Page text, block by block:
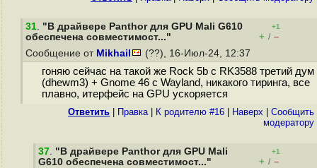
31. "В драйвере Panthor для GPU Mali G610
обеспечена совместимост..."
+1
+ / –
Сообщение от Mikhail (??), 16-Июл-24, 12:37
гоняю сейчас на такой же Rock 5b с RK3588 третий дум
(dhewm3) + Gnome 46 с Wayland, никакого тиринга, все
плавно, итерфейс на GPU ускоряется
Ответить Правка| К родителю #16 Наверх
Cообщить
модератору
37. "В драйвере Panthor для GPU Mali
G610 обеспечена совместимост..."
+1
+ / –